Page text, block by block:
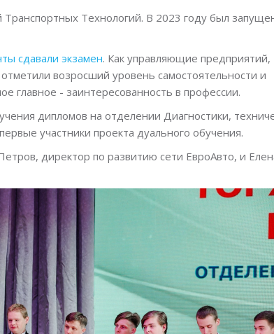
Технологий. В 2023 году был
сдавали экзамен. Как управляющие предприятий,
возросший уровень самостоятельности и
главное - заинтересованность в профессии.
дипломов на отделении Диагностики,
участники проекта дуального обучения.
директор по развитию сети ЕвроАвто, и